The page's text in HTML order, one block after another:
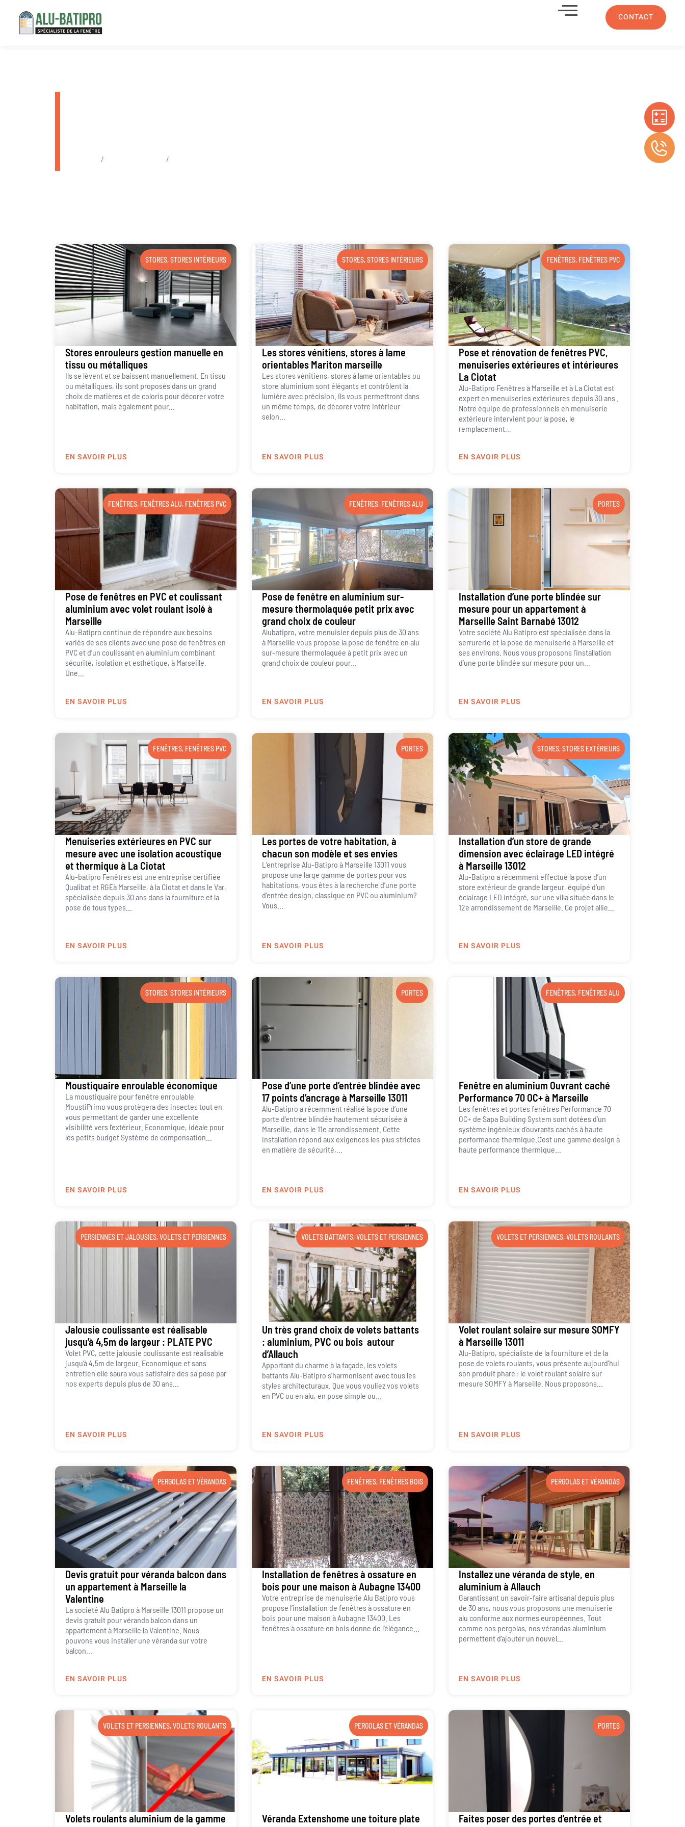
CONTACT
/ /
STORES,STORES INTÉRIEURS
Stores enrouleurs gestion manuelle en
tissu ou métalliques
Ils se lèvent et se baissent manuellement. En tissu
ou métalliques, ils sont proposés dans un grand
choix de matières et de coloris pour décorer votre
habitation, mais également pour...
EN SAVOIR PLUS
STORES,STORES INTÉRIEURS
Les stores vénitiens, stores à lame
orientables Mariton marseille
Les stores vénitiens, stores à lame orientables ou
store aluminium sont élégants et contrôlent la
lumière avec précision. Ils vous permettront dans
un même temps, de décorer votre intérieur
selon...
EN SAVOIR PLUS
FENÊTRES, FENÊTRES PVC
Pose et rénovation de fenêtres PVC,
menuiseries extérieures et intérieures
La Ciotat
Alu-Batipro Fenêtres à Marseille et à La Ciotat est
expert en menuiseries extérieures depuis 30 ans .
Notre équipe de professionnels en menuiserie
extérieure intervient pour la pose, le
remplacement...
EN SAVOIR PLUS
FENÊTRES, FENÊTRES ALU, FENÊTRES PVC
Pose de fenêtres en PVC et coulissant
aluminium avec volet roulant isolé à
Marseille
Alu-Batipro continue de répondre aux besoins
variés de ses clients avec une pose de fenêtres en
PVC et d’un coulissant en aluminium combinant
sécurité, isolation et esthétique, à Marseille.
Une...
EN SAVOIR PLUS
FENÊTRES, FENÊTRES ALU
Pose de fenêtre en aluminium sur-
mesure thermolaquée petit prix avec
grand choix de couleur
Alubatipro, votre menuisier depuis plus de 30 ans
à Marseille vous propose la pose de fenêtre en alu
sur-mesure thermolaquée à petit prix avec un
grand choix de couleur pour...
EN SAVOIR PLUS
PORTES
Installation d’une porte blindée sur
mesure pour un appartement à
Marseille Saint Barnabé 13012
Votre société Alu Batipro est spécialisée dans la
serrurerie et la pose de menuiserie à Marseille et
ses environs. Nous vous proposons l’installation
d’une porte blindée sur mesure pour un...
EN SAVOIR PLUS
FENÊTRES, FENÊTRES PVC
Menuiseries extérieures en PVC sur
mesure avec une isolation acoustique
et thermique à La Ciotat
Alu-batipro Fenêtres est une entreprise certifiée
Qualibat et RGEà Marseille, à la Ciotat et dans le Var,
spécialisée depuis 30 ans dans la fourniture et la
pose de tous types...
EN SAVOIR PLUS
PORTES
Les portes de votre habitation, à
chacun son modèle et ses envies
L’entreprise Alu-Batipro à Marseille 13011 vous
propose une large gamme de portes pour vos
habitations, vous êtes à la recherche d’une porte
d’entrée design, classique en PVC ou aluminium?
Vous...
EN SAVOIR PLUS
STORES,STORES EXTÉRIEURS
Installation d’un store de grande
dimension avec éclairage LED intégré
à Marseille 13012
Alu-Batipro a récemment effectué la pose d’un
store extérieur de grande largeur, équipé d’un
éclairage LED intégré, sur une villa située dans le
12e arrondissement de Marseille. Ce projet allie...
EN SAVOIR PLUS
STORES,STORES INTÉRIEURS
Moustiquaire enroulable économique
La moustiquaire pour fenêtre enroulable
MoustiPrimo vous protègera des insectes tout en
vous permettant de garder une excellente
visibilité vers l’extérieur. Economique, idéale pour
les petits budget Système de compensation...
EN SAVOIR PLUS
PORTES
Pose d’une porte d’entrée blindée avec
17 points d’ancrage à Marseille 13011
Alu-Batipro a récemment réalisé la pose d’une
porte d’entrée blindée hautement sécurisée à
Marseille, dans le 11e arrondissement. Cette
installation répond aux exigences les plus strictes
en matière de sécurité,...
EN SAVOIR PLUS
FENÊTRES, FENÊTRES ALU
Fenêtre en aluminium Ouvrant caché
Performance 70 OC+ à Marseille
Les fenêtres et portes fenêtres Performance 70
OC+ de Sapa Building System sont dotées d’un
système ingénieux d’ouvrants cachés à haute
performance thermique.C’est une gamme design à
haute performance thermique...
EN SAVOIR PLUS
PERSIENNES ET JALOUSIES,VOLETS ET PERSIENNES
Jalousie coulissante est réalisable
jusqu’à 4,5m de largeur : PLATE PVC
Volet PVC, cette jalousie coulissante est réalisable
jusqu’à 4,5m de largeur. Economique et sans
entretien elle saura vous satisfaire des sa pose par
nos experts depuis plus de 30 ans...
EN SAVOIR PLUS
VOLETS BATTANTS,VOLETS ET PERSIENNES
Un très grand choix de volets battants
: aluminium, PVC ou bois autour
d’Allauch
Apportant du charme à la façade, les volets
battants Alu-Batipro s’harmonisent avec tous les
styles architecturaux. Que vous vouliez vos volets
en PVC ou en alu, en pose simple ou...
EN SAVOIR PLUS
VOLETS ET PERSIENNES,VOLETS ROULANTS
Volet roulant solaire sur mesure SOMFY
à Marseille 13011
Alu-Batipro, spécialiste de la fourniture et de la
pose de volets roulants, vous présente aujourd’hui
son produit phare : le volet roulant solaire sur
mesure SOMFY à Marseille. Nous proposons...
EN SAVOIR PLUS
PERGOLAS ET VÉRANDAS
Devis gratuit pour véranda balcon dans
un appartement à Marseille la
Valentine
La société Alu Batipro à Marseille 13011 propose un
devis gratuit pour véranda balcon dans un
appartement à Marseille la Valentine. Nous
pouvons vous installer une véranda sur votre
balcon...
EN SAVOIR PLUS
FENÊTRES, FENÊTRES BOIS
Installation de fenêtres à ossature en
bois pour une maison à Aubagne 13400
Votre entreprise de menuiserie Alu Batipro vous
propose l’installation de fenêtres à ossature en
bois pour une maison à Aubagne 13400. Les
fenêtres à ossature en bois donne de l’élégance...
EN SAVOIR PLUS
PERGOLAS ET VÉRANDAS
Installez une véranda de style, en
aluminium à Allauch
Garantissant un savoir-faire artisanal depuis plus
de 30 ans, nous vous proposons une menuiserie
alu conforme aux normes européennes. Tout
comme nos pergolas, nos vérandas aluminium
permettent d’ajouter un nouvel...
EN SAVOIR PLUS
VOLETS ET PERSIENNES,VOLETS ROULANTS
Volets roulants aluminium de la gamme
PERGOLAS ET VÉRANDAS
Véranda Extenshome une toiture plate
PORTES
Faites poser des portes d’entrée et